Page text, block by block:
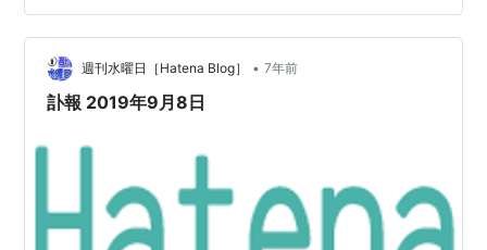
ちを数値化、◎×をつけて管理しようとする学校は、ほ
ら、収容所みたいでしょう。だから、私は、この国の学
校教育は囚人教育だと思うのだ。そうして、悲しいこと
に、子どもたちは、◎と×の囚人にならざるを…
週刊水曜日［Hatena Blog］ • 7年前
訃報 2019年9月8日